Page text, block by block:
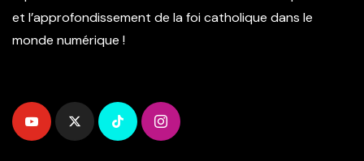
et l’approfondissement de la foi catholique dans le
monde numérique !